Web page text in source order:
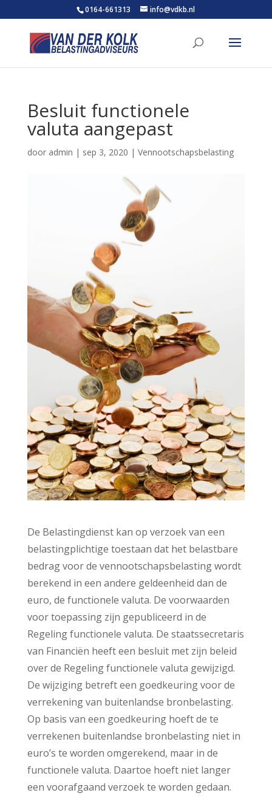
0164-661313 info@vdkb.nl
Besluit functionele
valuta aangepast
door admin | sep 3, 2020 | Vennootschapsbelasting
De Belastingdienst kan op verzoek van een
belastingplichtige toestaan dat het belastbare
bedrag voor de vennootschapsbelasting wordt
berekend in een andere geldeenheid dan de
euro, de functionele valuta. De voorwaarden
voor toepassing zijn gepubliceerd in de
Regeling functionele valuta. De staatssecretaris
van Financiën heeft een besluit met zijn beleid
over de Regeling functionele valuta gewijzigd.
De wijziging betreft een goedkeuring voor de
verrekening van buitenlandse bronbelasting.
Op basis van een goedkeuring hoeft de te
verrekenen buitenlandse bronbelasting niet in
euro’s te worden omgerekend, maar in de
functionele valuta. Daartoe hoeft niet langer
een voorafgaand verzoek te worden gedaan.